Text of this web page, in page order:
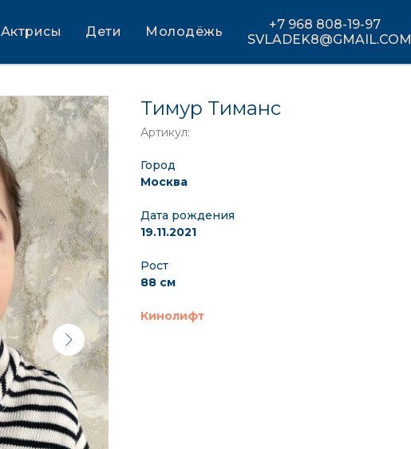
Актрисы Дети Молодёжь
+7 968 808-19-97
SVLADEK8@GMAIL.COM
Тимур Тиманс
Артикул:
Город
Москва
Дата рождения
19.11.2021
Рост
88 см
Кинолифт